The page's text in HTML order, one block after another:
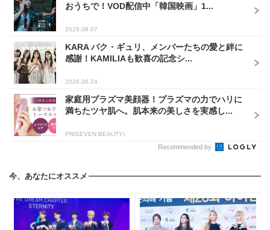
おうちで！VOD配信中「韓国映画」1...
2026.08.07
KARA パク・ギュリ、メンバーたちの愛と絆に
感謝！KAMILIAも歓喜の記念シ...
2026.06.24
家庭用プラズマ美顔器！プラズマの力でハリに
満ちたツヤ肌へ。肌本来の美しさを実感し...
PR(SEVEN BEAUTY)
Recommended by
今、あなたにオススメ